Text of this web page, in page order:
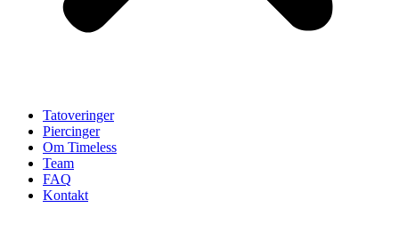
Tatoveringer
Piercinger
Om Timeless
Team
FAQ
Kontakt